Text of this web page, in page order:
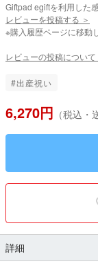
Giftpad egiftを利用した
レビューを投稿する ＞
※購入履歴ページに移動
レビューの投稿について
#出産祝い
6,270円 （税込・
詳細